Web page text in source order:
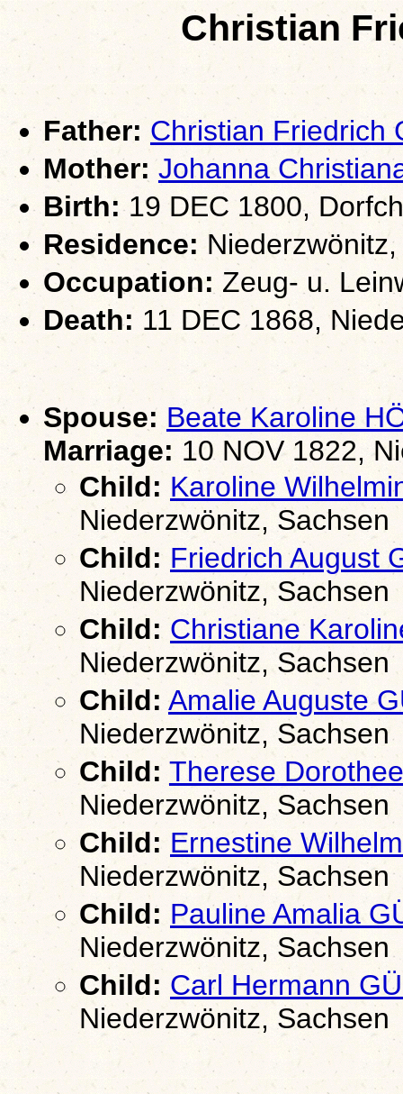
Christian
Father: Christian Friedrich
Mother: Johanna
Birth:19 DEC 1800,
Residence:
Occupation: Zeug- u.
Death: 11 DEC 1868,
Spouse: Beate Karoline
Marriage: 10 NOV 1822,
Child: Karoline
Niederzwönitz, Sachsen
Child: Friedrich August
Niederzwönitz, Sachsen
Child: Christiane
Niederzwönitz, Sachsen
Child: Amalie Auguste
Niederzwönitz, Sachsen
Child: Therese
Niederzwönitz, Sachsen
Child: Ernestine
Niederzwönitz, Sachsen
Child: Pauline Amalia
Niederzwönitz, Sachsen
Child: Carl Hermann
Niederzwönitz, Sachsen